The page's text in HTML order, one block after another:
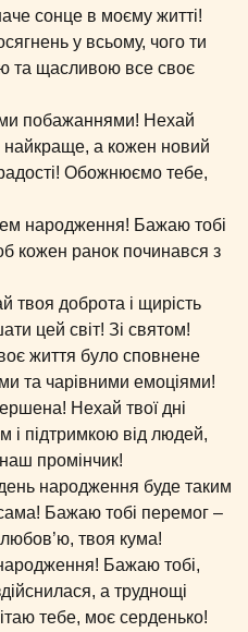
сонце в моєму житті!
у всьому, чого ти
та щасливою все своє
побажаннями! Нехай
а кожен новий
Обожнюємо тебе,
народження! Бажаю тобі
кожен ранок починався з
твоя доброта і щирість
цей світ! Зі святом!
життя було сповнене
та чарівними емоціями!
Нехай твої дні
і підтримкою від людей,
промінчик!
народження буде таким
Бажаю тобі перемог –
твоя кума!
Бажаю тобі,
а труднощі
тебе, моє серденько!